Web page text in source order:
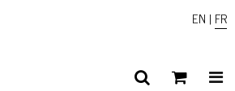
EN | FR